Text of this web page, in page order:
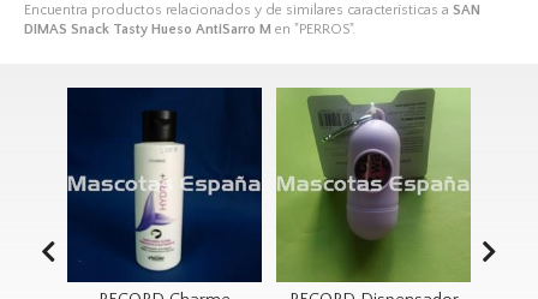
Encuentra productos relacionados y de similares características a SAN
DIMAS Snack Tasty Hueso AntiSarro M en "PERROS".